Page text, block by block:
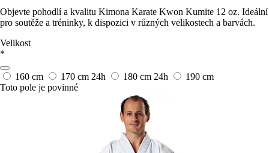
Objevte pohodlí a kvalitu Kimona Karate Kwon Kumite 12 oz. Ideální
pro soutěže a tréninky, k dispozici v různých velikostech a barvách.
Velikost
*
160 cm 170 cm 24h 180 cm 24h
190 cm
Toto pole je povinné